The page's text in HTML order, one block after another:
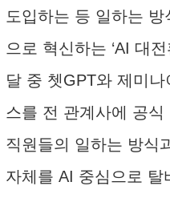
도입하는 등 일하는
으로 혁신하는 ‘AI 대
달 중 쳇GPT와 제미나
스를 전 관계사에 공식
직원들의 일하는 방식
자체를 AI 중심으로 탈